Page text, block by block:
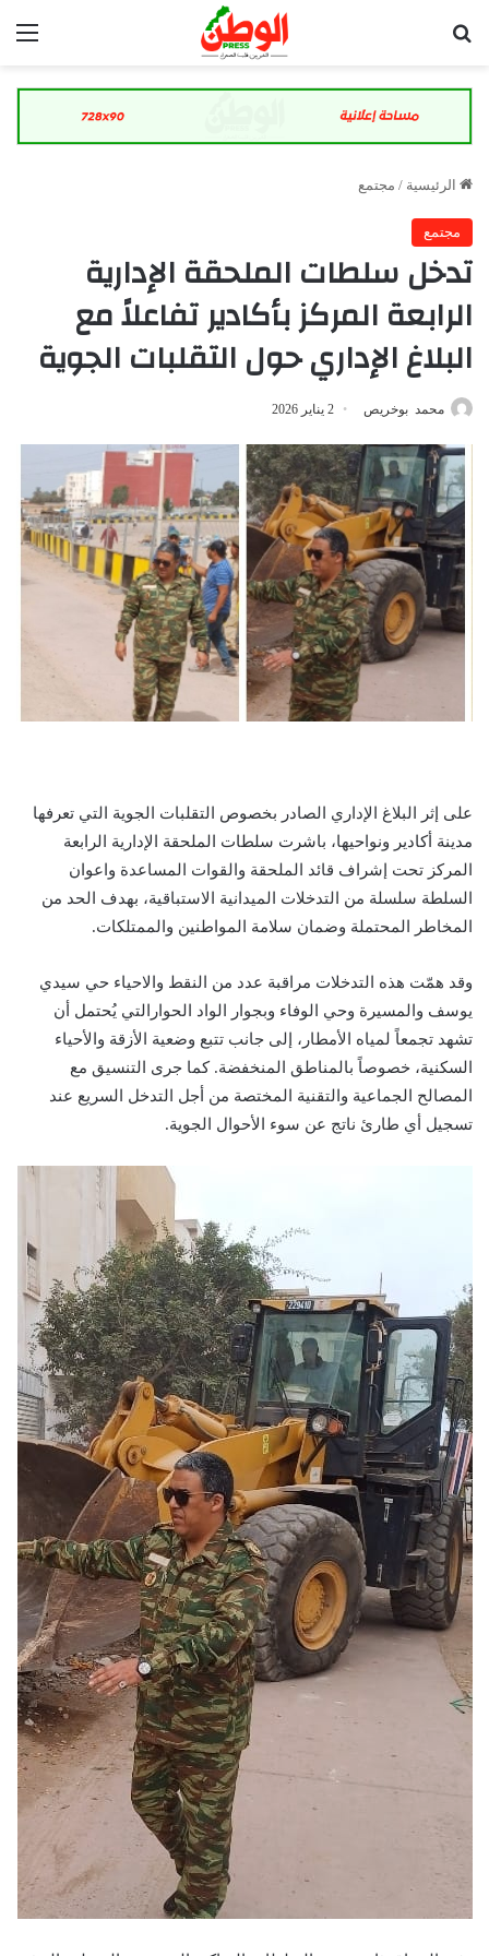
الرئيسية / مجتمع
مجتمع
تدخل سلطات الملحقة الإدارية
الرابعة المركز بأكادير تفاعلاً مع
البلاغ الإداري حول التقلبات الجوية
محمد بوخريص 2 يناير 2026
على إثر البلاغ الإداري الصادر بخصوص التقلبات الجوية التي تعرفها
مدينة أكادير ونواحيها، باشرت سلطات الملحقة الإدارية الرابعة
المركز تحت إشراف قائد الملحقة والقوات المساعدة واعوان
السلطة سلسلة من التدخلات الميدانية الاستباقية، بهدف الحد من
المخاطر المحتملة وضمان سلامة المواطنين والممتلكات.
وقد همّت هذه التدخلات مراقبة عدد من النقط والاحياء حي سيدي
يوسف والمسيرة وحي الوفاء وبجوار الواد الحوارالتي يُحتمل أن
تشهد تجمعاً لمياه الأمطار، إلى جانب تتبع وضعية الأزقة والأحياء
السكنية، خصوصاً بالمناطق المنخفضة. كما جرى التنسيق مع
المصالح الجماعية والتقنية المختصة من أجل التدخل السريع عند
تسجيل أي طارئ ناتج عن سوء الأحوال الجوية.